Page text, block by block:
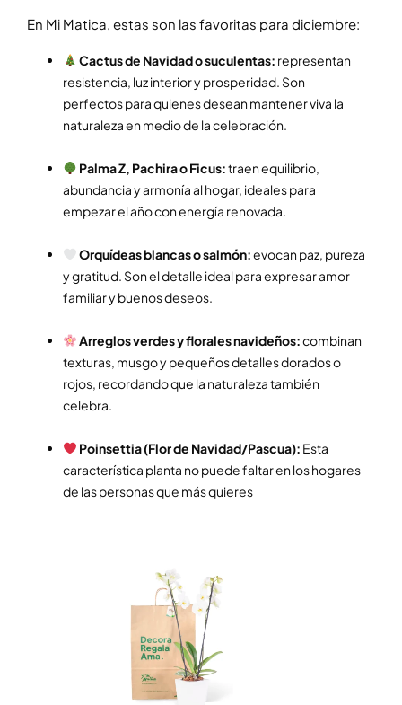
En Mi Matica, estas son las favoritas para diciembre:
Cactus de Navidad o suculentas: representan
resistencia, luz interior y prosperidad. Son
perfectos para quienes desean mantener viva la
naturaleza en medio de la celebración.
Palma Z, Pachira o Ficus:traen equilibrio,
abundancia y armonía al hogar, ideales para
empezar el año con energía renovada.
Orquídeas blancas o salmón:evocan paz, pureza
y gratitud. Son el detalle ideal para expresar amor
familiar y buenos deseos.
Arreglos verdes y florales navideños:combinan
texturas, musgo y pequeños detalles dorados o
rojos, recordando que la naturaleza también
celebra.
Poinsettia (Flor de Navidad/Pascua): Esta
característica planta no puede faltar en los hogares
de las personas que más quieres